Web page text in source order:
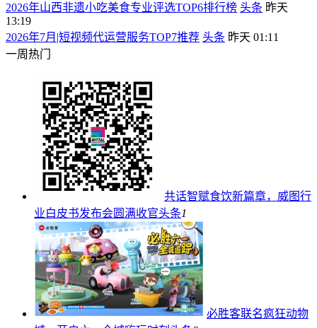
2026年山西非遗小吃美食专业评选TOP6排行榜 头条 昨天
13:19
2026年7月|短视频代运营服务TOP7推荐 头条 昨天 01:11
一周热门
共话智赋食饮新篇章，威图行
业白皮书发布会圆满收官头条1
必胜客联名疯狂动物